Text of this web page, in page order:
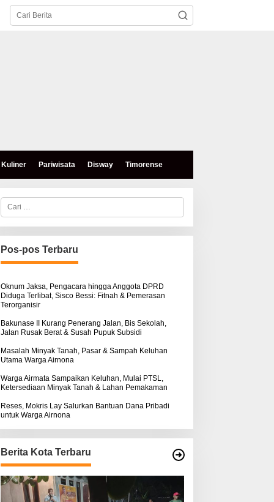
Kuliner Pariwisata Disway Timorense
C
r
i
u
n
u
:
Pos-pos Terbaru
Oknum Jaksa, Pengacara hingga Anggota DPRD
Diduga Terlibat, Sisco Bessi: Fitnah & Pemerasan
Terorganisir
Bakunase II Kurang Penerang Jalan, Bis Sekolah,
Jalan Rusak Berat & Susah Pupuk Subsidi
Masalah Minyak Tanah, Pasar & Sampah Keluhan
Utama Warga Airnona
Warga Airmata Sampaikan Keluhan, Mulai PTSL,
Ketersediaan Minyak Tanah & Lahan Pemakaman
Reses, Mokris Lay Salurkan Bantuan Dana Pribadi
untuk Warga Airnona
Berita Kota Terbaru